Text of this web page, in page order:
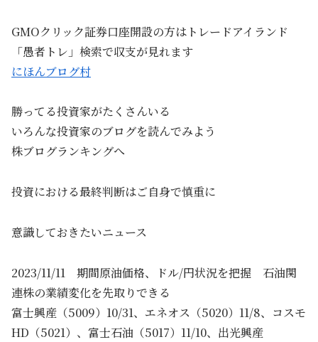
GMOクリック証券口座開設の方はトレードアイランド
「愚者トレ」検索で収支が見れます
にほんブログ村
勝ってる投資家がたくさんいる
いろんな投資家のブログを読んでみよう
株ブログランキングへ
投資における最終判断はご自身で慎重に
意識しておきたいニュース
2023/11/11 期間原油価格、ドル/円状況を把握 石油関
連株の業績変化を先取りできる
富士興産（5009）10/31、エネオス（5020）11/8、コスモ
HD（5021）、富士石油（5017）11/10、出光興産